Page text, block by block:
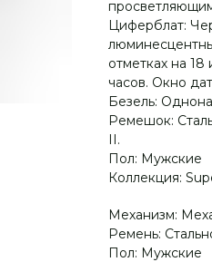
Циферблат:
отметках на 18
часов. Окно
Безель:
Ремешок:
II.
Пол: Мужские
Коллекция:
Механизм:
Ремень:
Пол: Мужские